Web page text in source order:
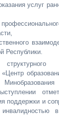
услуг
Республики.
поддержки и
в